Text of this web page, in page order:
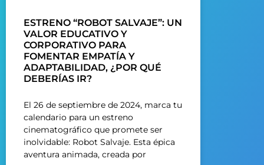
ESTRENO “ROBOT SALVAJE”: UN
VALOR EDUCATIVO Y
CORPORATIVO PARA
FOMENTAR EMPATÍA Y
ADAPTABILIDAD, ¿POR QUÉ
DEBERÍAS IR?
El 26 de septiembre de 2024, marca tu
calendario para un estreno
cinematográfico que promete ser
inolvidable: Robot Salvaje. Esta épica
aventura animada, creada por